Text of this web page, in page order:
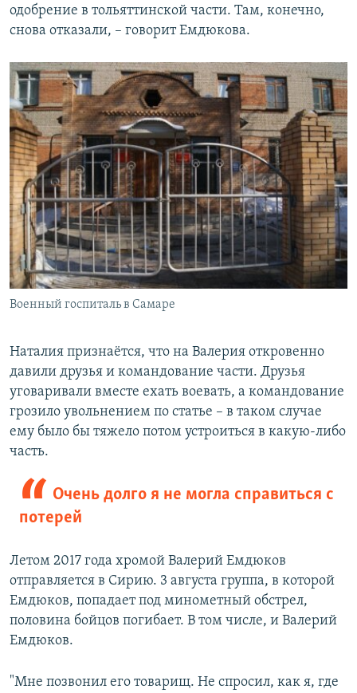
одобрение в тольяттинской части. Там, конечно,
снова отказали, – говорит Емдюкова.
Военный госпиталь в Самаре
Наталия признаётся, что на Валерия откровенно
давили друзья и командование части. Друзья
уговаривали вместе ехать воевать, а командование
грозило увольнением по статье – в таком случае
ему было бы тяжело потом устроиться в какую-либо
часть.
Очень долго я не могла справиться с
потерей
Летом 2017 года хромой Валерий Емдюков
отправляется в Сирию. 3 августа группа, в которой
Емдюков, попадает под минометный обстрел,
половина бойцов погибает. В том числе, и Валерий
Емдюков.
"Мне позвонил его товарищ. Не спросил, как я, где